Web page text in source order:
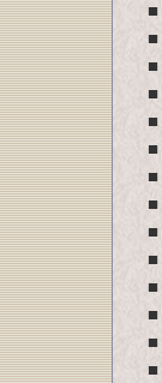
■
■
■
■
■
■
■
■
■
■
■
■
■
■